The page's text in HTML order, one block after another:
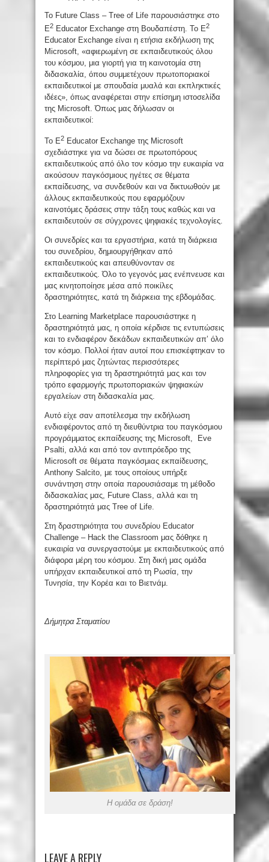
Το Future Class – Tree of Life παρουσιάστηκε στο
E2 Educator Exchange στη Βουδαπέστη. Το E2
Educator Exchange είναι η ετήσια εκδήλωση της
Microsoft, «αφιερωμένη σε εκπαιδευτικούς όλου
του κόσμου, μια γιορτή για τη καινοτομία στη
διδασκαλία, όπου συμμετέχουν πρωτοποριακοί
εκπαιδευτικοί με σπουδαία μυαλά και εκπληκτικές
ιδέες», όπως αναφέρεται στην επίσημη ιστοσελίδα
της Microsoft. Όπως μας δήλωσαν οι
εκπαιδευτικοί:
Το E2 Educator Exchange της Microsoft
σχεδιάστηκε για να δώσει σε πρωτοπόρους
εκπαιδευτικούς από όλο τον κόσμο την ευκαιρία να
ακούσουν παγκόσμιους ηγέτες σε θέματα
εκπαίδευσης, να συνδεθούν και να δικτυωθούν με
άλλους εκπαιδευτικούς που εφαρμόζουν
καινοτόμες δράσεις στην τάξη τους καθώς και να
εκπαιδευτούν σε σύγχρονες ψηφιακές τεχνολογίες.
Οι συνεδρίες και τα εργαστήρια, κατά τη διάρκεια
του συνεδρίου, δημιουργήθηκαν από
εκπαιδευτικούς και απευθύνονταν σε
εκπαιδευτικούς. Όλο το γεγονός μας ενέπνευσε και
μας κινητοποίησε μέσα από ποικίλες
δραστηριότητες, κατά τη διάρκεια της εβδομάδας.
Στο Learning Marketplace παρουσιάστηκε η
δραστηριότητά μας, η οποία κέρδισε τις εντυπώσεις
και το ενδιαφέρον δεκάδων εκπαιδευτικών απ’ όλο
τον κόσμο. Πολλοί ήταν αυτοί που επισκέφτηκαν το
περίπτερό μας ζητώντας περισσότερες
πληροφορίες για τη δραστηριότητά μας και τον
τρόπο εφαρμογής πρωτοποριακών ψηφιακών
εργαλείων στη διδασκαλία μας.
Αυτό είχε σαν αποτέλεσμα την εκδήλωση
ενδιαφέροντος από τη διευθύντρια του παγκόσμιου
προγράμματος εκπαίδευσης της Microsoft, Eve
Psalti, αλλά και από τον αντιπρόεδρο της
Microsoft σε θέματα παγκόσμιας εκπαίδευσης,
Anthony Salcito, με τους οποίους υπήρξε
συνάντηση στην οποία παρουσιάσαμε τη μέθοδο
διδασκαλίας μας, Future Class, αλλά και τη
δραστηριότητά μας Tree of Life.
Στη δραστηριότητα του συνεδρίου Educator
Challenge – Hack the Classroom μας δόθηκε η
ευκαιρία να συνεργαστούμε με εκπαιδευτικούς από
διάφορα μέρη του κόσμου. Στη δική μας ομάδα
υπήρχαν εκπαιδευτικοί από τη Ρωσία, την
Τυνησία, την Κορέα και το Βιετνάμ.
Δήμητρα Σταματίου
Η ομάδα σε δράση!
LEAVE A REPLY